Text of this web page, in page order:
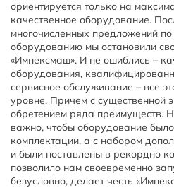
ориентируется только на
качественное оборудование.
многочисленных предложений
оборудованию мы остановили
«Импексмаш». И не ошиблись –
оборудования,
сервисное обслуживание – все
уровне. Причем с существенной
обретением ряда преимуществ.
важно, чтобы оборудование
комплектации, а с набором
и были поставлены в рекордно
позволило нам своевременно
безусловно, делает честь